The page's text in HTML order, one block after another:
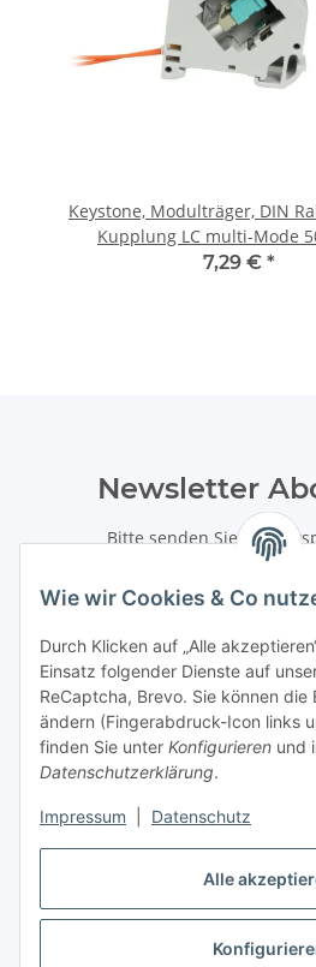
Alle
Wie wir Cookies & Co
Durch Klicken auf „Alle
Einsatz folgender Dienste auf
ReCaptcha, Brevo. Sie können die
ändern (Fingerabdruck-Icon links
finden Sie unter Konfigurieren und
Datenschutzerklärung.
Impressum Datenschutz
Keystone, Modulträger, DIN
Kupplung LC multi-Mode
Hutschienenadapter
7,29 € *
Newsletter
Bitte senden Sie mir
regelmäßig
Informationen zu Ihrem
Newsletter Abonnieren
Gesetzliche Informationen
Vertrag